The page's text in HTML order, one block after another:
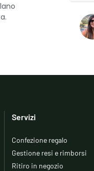
Servizi
Confezione regalo
Gestione resi e rimborsi
Ritiro in negozio